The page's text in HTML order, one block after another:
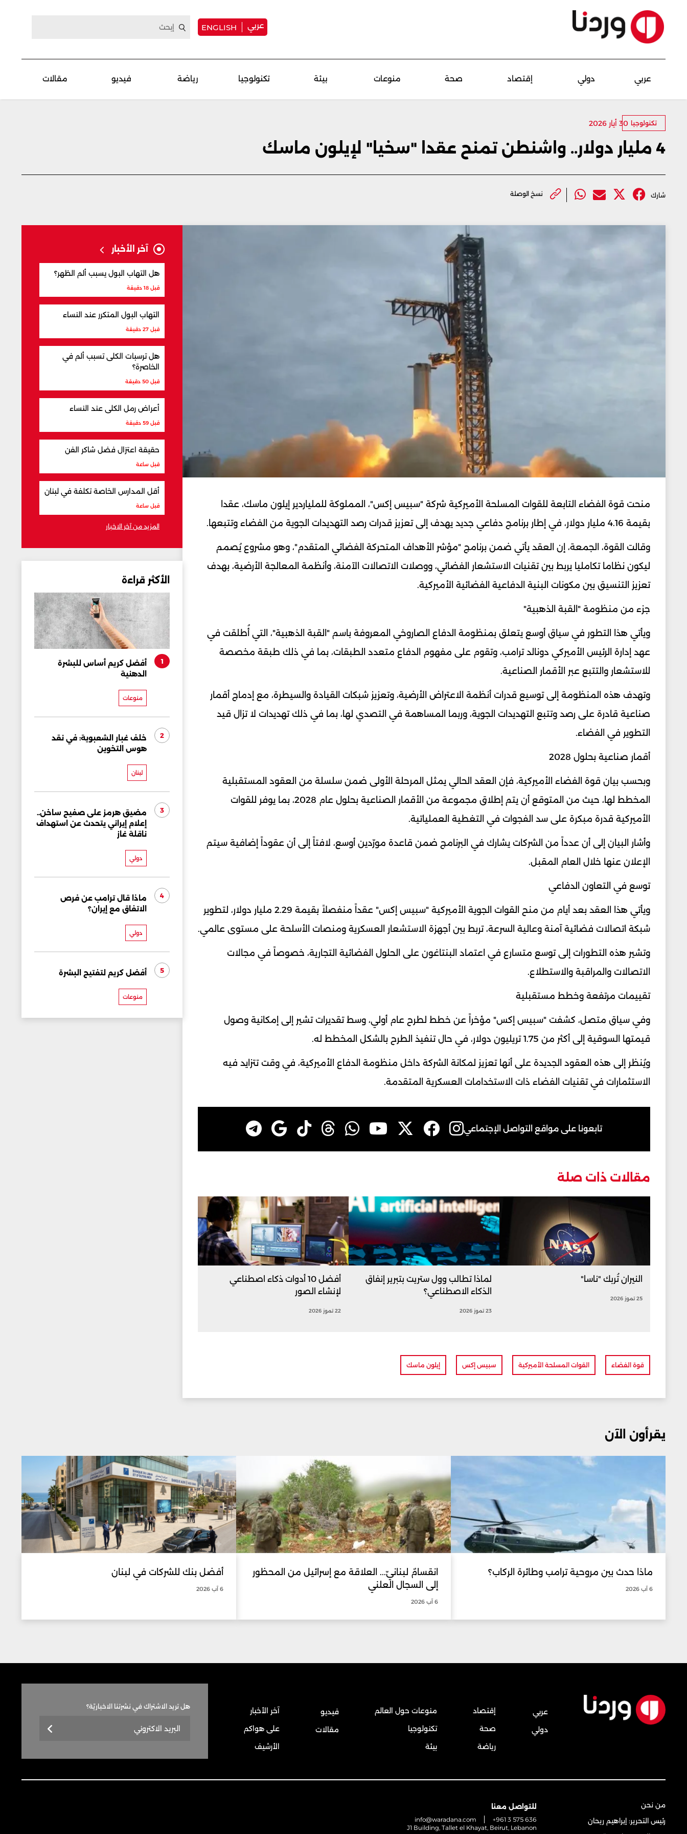
عربي ENGLISH
عربي دولي إقتصاد صحة منوعات بيئة تكنولوجيا رياضة فيديو مقالات
تكنولوجيا 30 أيار 2026
4 مليار دولار.. واشنطن تمنح عقدا "سخيا" لإيلون ماسك
شارك نسخ الوصلة
منحت قوة الفضاء التابعة للقوات المسلحة الأميركية شركة "سبيس إكس"، المملوكة للملياردير إيلون ماسك، عقدا
بقيمة 4.16 مليار دولار، في إطار برنامج دفاعي جديد يهدف إلى تعزيز قدرات رصد التهديدات الجوية من الفضاء وتتبعها.
وقالت القوة، الجمعة، إن العقد يأتي ضمن برنامج "مؤشر الأهداف المتحركة الفضائي المتقدم"، وهو مشروع يُصمم
ليكون نظاما تكامليا يربط بين تقنيات الاستشعار الفضائي، ووصلات الاتصالات الآمنة، وأنظمة المعالجة الأرضية، بهدف
تعزيز التنسيق بين مكونات البنية الدفاعية الفضائية الأميركية.
جزء من منظومة "القبة الذهبية"
ويأتي هذا التطور في سياق أوسع يتعلق بمنظومة الدفاع الصاروخي المعروفة باسم "القبة الذهبية"، التي أُطلقت في
عهد إدارة الرئيس الأميركي دونالد ترامب، وتقوم على مفهوم الدفاع متعدد الطبقات، بما في ذلك طبقة مخصصة
للاستشعار والتتبع عبر الأقمار الصناعية.
وتهدف هذه المنظومة إلى توسيع قدرات أنظمة الاعتراض الأرضية، وتعزيز شبكات القيادة والسيطرة، مع إدماج أقمار
صناعية قادرة على رصد وتتبع التهديدات الجوية، وربما المساهمة في التصدي لها، بما في ذلك تهديدات لا تزال قيد
التطوير في الفضاء.
أقمار صناعية بحلول 2028
وبحسب بيان قوة الفضاء الأميركية، فإن العقد الحالي يمثل المرحلة الأولى ضمن سلسلة من العقود المستقبلية
المخطط لها، حيث من المتوقع أن يتم إطلاق مجموعة من الأقمار الصناعية بحلول عام 2028، بما يوفر للقوات
الأميركية قدرة مبكرة على سد الفجوات في التغطية العملياتية.
وأشار البيان إلى أن عدداً من الشركات يشارك في البرنامج ضمن قاعدة مورّدين أوسع، لافتاً إلى أن عقوداً إضافية سيتم
الإعلان عنها خلال العام المقبل.
توسع في التعاون الدفاعي
ويأتي هذا العقد بعد أيام من منح القوات الجوية الأميركية "سبيس إكس" عقداً منفصلاً بقيمة 2.29 مليار دولار، لتطوير
شبكة اتصالات فضائية آمنة وعالية السرعة، تربط بين أجهزة الاستشعار العسكرية ومنصات الأسلحة على مستوى عالمي.
وتشير هذه التطورات إلى توسع متسارع في اعتماد البنتاغون على الحلول الفضائية التجارية، خصوصاً في مجالات
الاتصالات والمراقبة والاستطلاع.
تقييمات مرتفعة وخطط مستقبلية
وفي سياق متصل، كشفت "سبيس إكس" مؤخراً عن خطط لطرح عام أولي، وسط تقديرات تشير إلى إمكانية وصول
قيمتها السوقية إلى أكثر من 1.75 تريليون دولار، في حال تنفيذ الطرح بالشكل المخطط له.
ويُنظر إلى هذه العقود الجديدة على أنها تعزيز لمكانة الشركة داخل منظومة الدفاع الأميركية، في وقت تتزايد فيه
الاستثمارات في تقنيات الفضاء ذات الاستخدامات العسكرية المتقدمة.
تابعونا على مواقع التواصل الإجتماعي
مقالات ذات صلة
النيران تُربك "ناسا"
25 تموز 2026
لماذا تطالب وول ستريت بتبرير إنفاق
الذكاء الاصطناعي؟
23 تموز 2026
أفضل 10 أدوات ذكاء اصطناعي
لإنشاء الصور
22 تموز 2026
قوة الفضاء القوات المسلحة الأميركية سبيس إكس إيلون ماسك
آخر الأخبار
هل التهاب البول يسبب ألم الظهر؟
قبل 18 دقيقة
التهاب البول المتكرر عند النساء
قبل 27 دقيقة
هل ترسبات الكلى تسبب ألم في
الخاصرة؟
قبل 50 دقيقة
أعراض رمل الكلى عند النساء
قبل 59 دقيقة
حقيقة اعتزال فضل شاكر الفن
قبل ساعة
أقل المدارس الخاصة تكلفة في لبنان
قبل ساعة
المزيد من آخر الاخبار
الأكثر قراءة
1
أفضل كريم أساس للبشرة
الدهنية
منوعات
2
خلف غبار الشعبوية: في نقد
هوس التخوين
لبنان
3
مضيق هرمز على صفيح ساخن..
إعلام إيراني يتحدث عن استهداف
ناقلة غاز
دولي
4
ماذا قال ترامب عن فرص
الاتفاق مع إيران؟
دولي
5 أفضل كريم لتفتيح البشرة
منوعات
يقرأون الآن
ماذا حدث بين مروحية ترامب وطائرة الركاب؟
6 آب 2026
انقسامٌ لبنانيّ... العلاقة مع إسرائيل من المحظور
إلى السجال العلني
6 آب 2026
أفضل بنك للشركات في لبنان
6 آب 2026
عربي
دولي
إقتصاد
صحة
رياضة
منوعات حول العالم
تكنولوجيا
بيئة
فيديو
مقالات
آخر الأخبار
على هواكم
الأرشيف
هل تريد الاشتراك في نشرتنا الاخباريّة؟
من نحن
رئيس التحرير: إبراهيم ريحان
للتواصل معنا
info@waradana.com
+961 3 575 636
J1 Building, Tallet el Khayat, Beirut, Lebanon